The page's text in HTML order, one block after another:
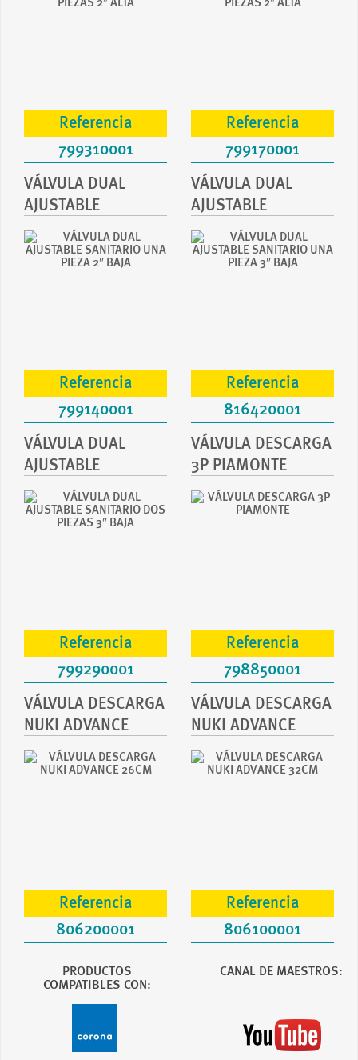
Referencia
799310001
Referencia
799170001
VÁLVULA DUAL
AJUSTABLE
SANITARIO UNA PI...
Referencia
799140001
VÁLVULA DUAL
AJUSTABLE
SANITARIO UNA PI...
Referencia
816420001
VÁLVULA DUAL
AJUSTABLE
SANITARIO DOS
PI...
Referencia
799290001
VÁLVULA DESCARGA
3P PIAMONTE
Referencia
798850001
VÁLVULA DESCARGA
NUKI ADVANCE
26CM
Referencia
806200001
VÁLVULA DESCARGA
NUKI ADVANCE
32CM
Referencia
806100001
PRODUCTOS
COMPATIBLES CON:
CANAL DE MAESTROS: